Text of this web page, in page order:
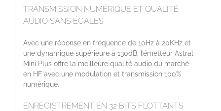
TRANSMISSION NUMÉRIQUE ET QUALITÉ
AUDIO SANS ÉGALES
Avec une réponse en fréquence de 10Hz à 20KHz et
une dynamique supérieure à 130dB, l’émetteur Astral
Mini Plus offre la meilleure qualité audio du marché
en HF avec une modulation et transmission 100%
numérique.
ENREGISTREMENT EN 32 BITS FLOTTANTS